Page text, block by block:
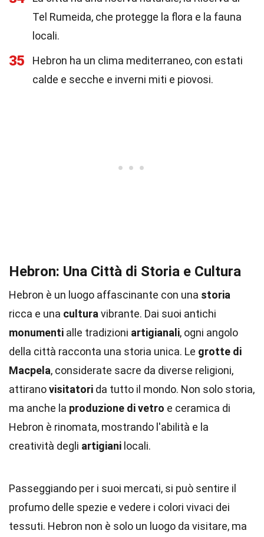
Tel Rumeida, che protegge la flora e la fauna
locali.
35
Hebron ha un clima mediterraneo, con estati
calde e secche e inverni miti e piovosi.
Hebron: Una Città di Storia e Cultura
Hebron è un luogo affascinante con una storia
ricca e una cultura vibrante. Dai suoi antichi
monumenti alle tradizioni artigianali, ogni angolo
della città racconta una storia unica. Le grotte di
Macpela, considerate sacre da diverse religioni,
attiranovisitatori da tutto il mondo. Non solo storia,
ma anche la produzione di vetro e ceramica di
Hebron è rinomata, mostrando l'abilità e la
creatività degli artigiani locali.
Passeggiando per i suoi mercati, si può sentire il
profumo delle spezie e vedere i colori vivaci dei
tessuti. Hebron non è solo un luogo da visitare, ma